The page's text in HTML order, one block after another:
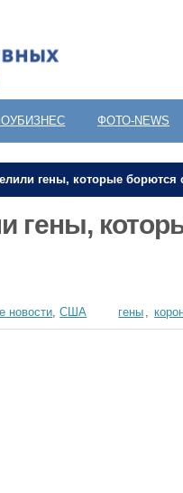
ФОТО-NEWS
гены, которые борются
гены,
новости,США гены ,